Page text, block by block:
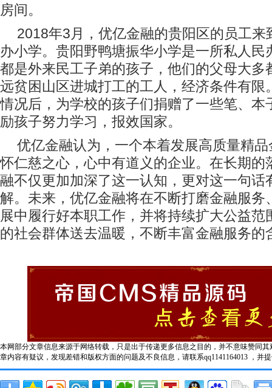
房间。
2018年3月，优亿金融的贵阳区的员工
办小学。贵阳野鸭塘振华小学是一所私人民
都是外来民工子弟的孩子，他们的父母大多
远贫困山区进城打工的工人，经济条件有限
情况后，为学校的孩子们捐赠了一些笔、本
励孩子努力学习，报效国家。
优亿金融认为，一个本着发展高质量精
怀仁慈之心，心中有道义的企业。在长期的
融不仅更加加深了这一认知，更对这一句话
解。未来，优亿金融将在不断打磨金融服务
展中履行好本职工作，并将持续扩大公益范
的社会群体送去温暖，不断丰富金融服务的
本网部分文章信息来源于网络转载，只是出于传递更多信息之目的，并不意味赞同
章内容有疑议，发现差错和版权方面的问题及不良信息，请联系qq1141164013 ，并